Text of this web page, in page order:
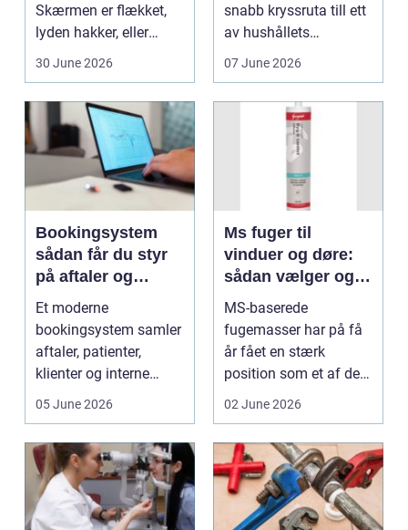
Skærmen er flækket,
lyden hakker, eller
30 June 2026
snabb kryssruta till ett
av hushållets
07 June 2026
Bookingsystem
sådan får du styr
på aftaler og
arbejdsgange
Et moderne
bookingsystem samler
aftaler, patienter,
klienter og interne
05 June 2026
Ms fuger til
vinduer og døre:
sådan vælger og
bruger du dem
rigtigt
MS-baserede
fugemasser har på få
år fået en stærk
position som et af de
02 June 2026